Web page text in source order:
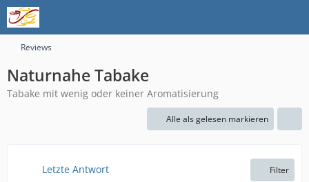
Reviews
Naturnahe Tabake
Tabake mit wenig oder keiner Aromatisierung
Alle als gelesen markieren
Letzte Antwort Filter